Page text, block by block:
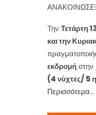
Την Τετάρτη
και την
εκδρομήστην
(4 νύχτες/ 5
Περισσότερα...